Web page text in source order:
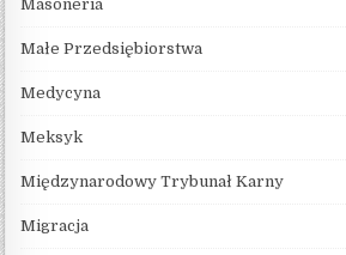
Masoneria
Małe Przedsiębiorstwa
Medycyna
Meksyk
Międzynarodowy Trybunał Karny
Migracja